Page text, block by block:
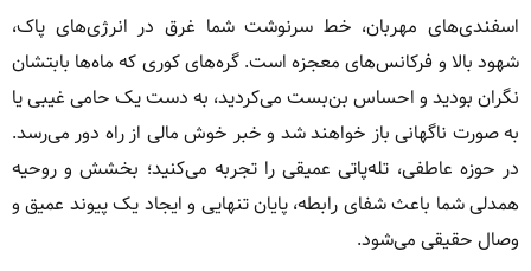
اسفند‌ی‌های مهربان، خط سرنوشت شما غرق در انرژی‌های پاک،
شهود بالا و فرکانس‌های معجزه است. گره‌های کوری که ماه‌ها بابتشان
نگران بودید و احساس بن‌بست می‌کردید، به دست یک حامی غیبی یا
به صورت ناگهانی باز خواهند شد و خبر خوش مالی از راه دور می‌رسد.
در حوزه عاطفی، تله‌پاتی عمیقی را تجربه می‌کنید؛ بخشش و روحیه
همدلی شما باعث شفای رابطه، پایان تنهایی و ایجاد یک پیوند عمیق و
وصال حقیقی می‌شود.